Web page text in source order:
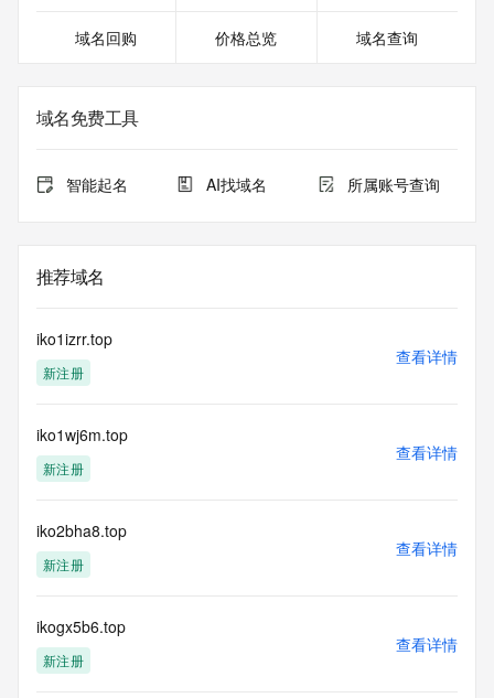
域名回购 价格总览 域名查询
域名免费工具
智能起名 AI找域名 所属账号查询
推荐域名
iko1izrr.top
新注册
查看详情
iko1wj6m.top
新注册
查看详情
iko2bha8.top
新注册
查看详情
ikogx5b6.top
新注册
查看详情